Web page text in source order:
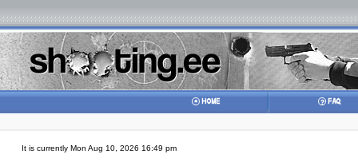
It is currently Mon Aug 10, 2026 16:49 pm